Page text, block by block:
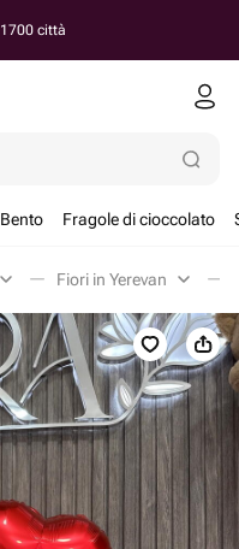
città
Fragole di cioccolato
Fiori in Yerevan